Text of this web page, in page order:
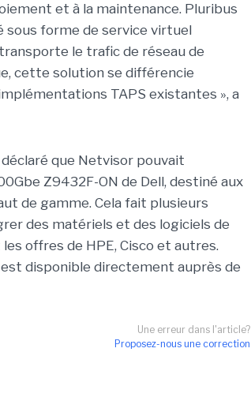
et à la maintenance. Pluribus
sous forme de service virtuel
le trafic de réseau de
cette solution se différencie
TAPS existantes », a
que Netvisor pouvait
Z9432F-ON de Dell, destiné aux
de gamme. Cela fait plusieurs
des matériels et des logiciels de
offres de HPE, Cisco et autres.
disponible directement auprès de
Une erreur dans l'article?
Proposez-nous une correction